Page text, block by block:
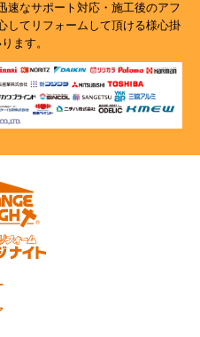
速なサポート対応・施工後のアフ
してリフォームして頂ける様心掛
ます。